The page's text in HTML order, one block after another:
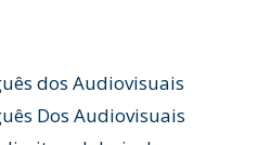
dos Audiovisuais
Dos Audiovisuais